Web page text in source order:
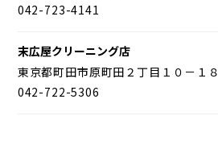
042-723-4141
末広屋クリーニング店
東京都町田市原町田２丁目１０－１８
042-722-5306